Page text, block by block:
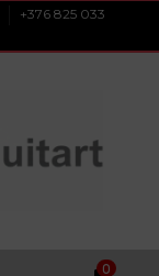
+376 825 033
0